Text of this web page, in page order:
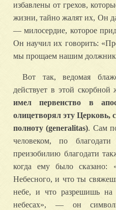
избавлены от грехов,
жизни, тайно жалят их, Он
— милосердие, которое
Он научил их говорить:
мы прощаем нашим
Вот так, ведомая
действует в этой
имел первенство в
олицетворял эту Церковь,
полноту (generalitas). Сам
человеком, по
преизобилию благодати
когда ему было сказано:
Небесного, и что ты
небе, и что разрешишь на
небесах», — он